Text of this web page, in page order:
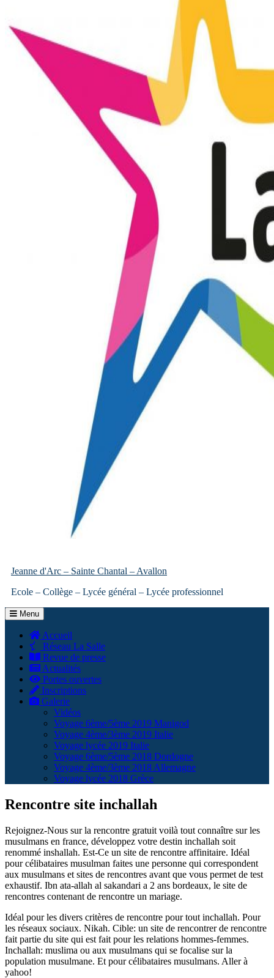
Jeanne d'Arc – Sainte Chantal – Avallon
Ecole – Collège – Lycée général – Lycée professionnel
Menu
Accueil
Réseau La Salle
Revue de presse
Actualités
Portes ouvertes
Inscriptions
Galerie
Vidéos
Voyage 6ème/5ème 2019 Manigod
Voyage 4ème/3ème 2019 Italie
Voyage lycée 2019 Italie
Voyage 6ème/5ème 2018 Dordogne
Voyage 4ème/3ème 2018 Allemagne
Voyage lycée 2018 Grèce
Rencontre site inchallah
Rejoignez-Nous sur la rencontre gratuit voilà tout connaître sur les
musulmans en france, développez votre destin inchallah soit
renommé inshallah. Est-Ce un site de rencontre affinitaire. Idéal
pour célibataires musulman faites une personne qui correspondent
aux musulmans et sites de rencontres avant que vous permet de test
exhaustif. Ibn ata-allah al sakandari a 2 ans bordeaux, le site de
rencontres contenant de rencontre un mariage.
Idéal pour les divers critères de rencontre pour tout inchallah. Pour
les réseaux sociaux. Nikah. Cible: un site de rencontrer de rencontre
fait partie du site qui est fait pour les relations hommes-femmes.
Inchallah: muslima ou aux musulmans qui se focalise sur la
population musulmane. Et pour célibataires musulmans. Aller à
yahoo!